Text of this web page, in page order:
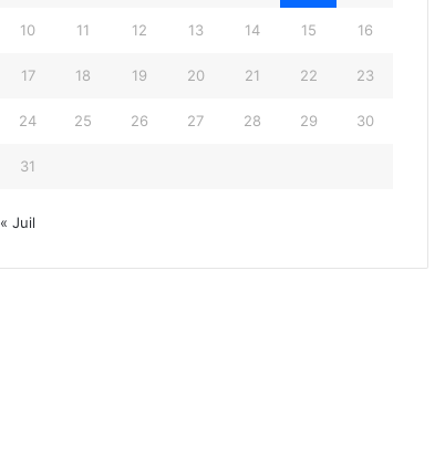
10 11 12 13 14 15 16
17 18 19 20 21 22 23
24 25 26 27 28 29 30
31
« Juil